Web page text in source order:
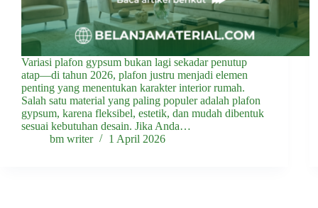
Variasi plafon gypsum bukan lagi sekadar penutup
atap—di tahun 2026, plafon justru menjadi elemen
penting yang menentukan karakter interior rumah.
Salah satu material yang paling populer adalah plafon
gypsum, karena fleksibel, estetik, dan mudah dibentuk
sesuai kebutuhan desain. Jika Anda…
bm writer
1 April 2026